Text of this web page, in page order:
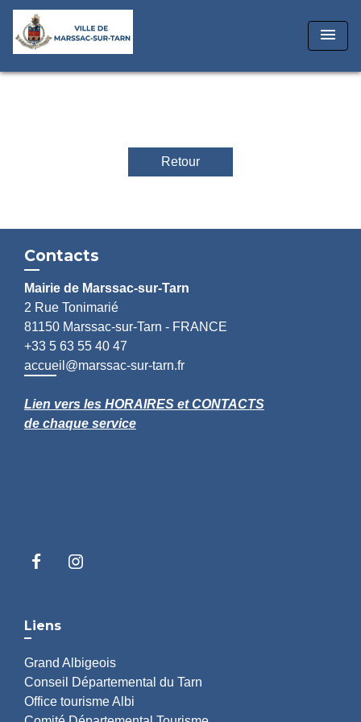
menu
Retour
Contacts
Mairie de Marssac-sur-Tarn
2 Rue Tonimarié
81150 Marssac-sur-Tarn - FRANCE
+33 5 63 55 40 47
accueil@marssac-sur-tarn.fr
Lien vers les HORAIRES et CONTACTS
de chaque service
Liens
Grand Albigeois
Conseil Départemental du Tarn
Office tourisme Albi